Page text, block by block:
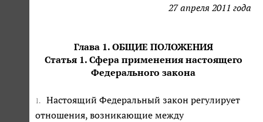
27 апреля 2011 года
Глава 1. ОБЩИЕ ПОЛОЖЕНИЯ
Статья 1. Сфера применения настоящего
Федерального закона
1.
Настоящий Федеральный закон регулирует
отношения, возникающие между